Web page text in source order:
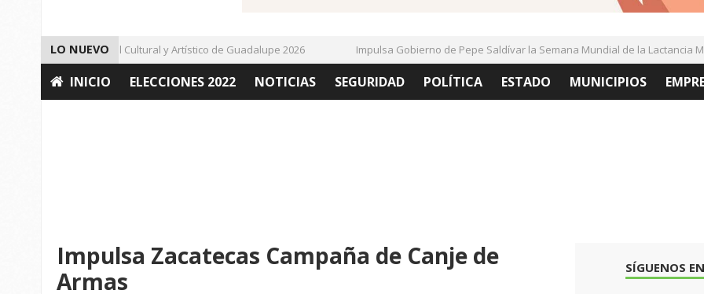
LO NUEVO
Da inicio el Festival Cultural y Artístico de Guadalupe 2026 Impulsa Gobierno de Pepe Saldívar la Semana Mundial de la Lactancia
INICIO ELECCIONES 2022 NOTICIAS SEGURIDAD POLÍTICA ESTADO MUNICIPIOS
Impulsa Zacatecas Campaña de Canje de
Armas
SÍGUENOS